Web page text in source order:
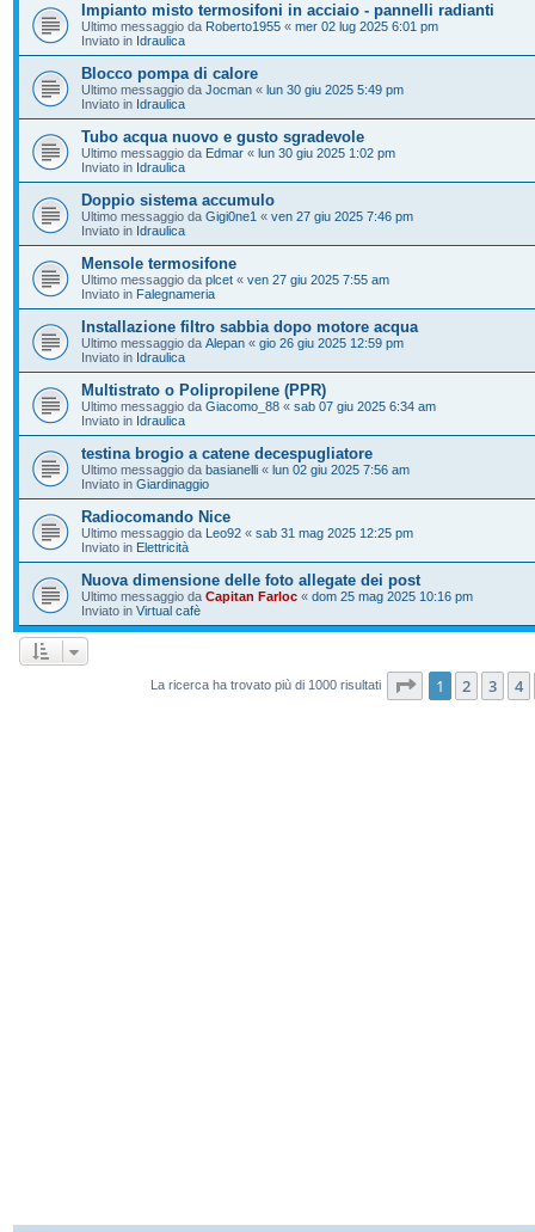
Impianto misto termosifoni in acciaio - pannelli radianti
Ultimo messaggio da Roberto1955 « mer 02 lug 2025 6:01 pm
Inviato in Idraulica
Blocco pompa di calore
Ultimo messaggio da Jocman « lun 30 giu 2025 5:49 pm
Inviato in Idraulica
Tubo acqua nuovo e gusto sgradevole
Ultimo messaggio da Edmar « lun 30 giu 2025 1:02 pm
Inviato in Idraulica
Doppio sistema accumulo
Ultimo messaggio da Gigi0ne1 « ven 27 giu 2025 7:46 pm
Inviato in Idraulica
Mensole termosifone
Ultimo messaggio da plcet « ven 27 giu 2025 7:55 am
Inviato in Falegnameria
Installazione filtro sabbia dopo motore acqua
Ultimo messaggio da Alepan « gio 26 giu 2025 12:59 pm
Inviato in Idraulica
Multistrato o Polipropilene (PPR)
Ultimo messaggio da Giacomo_88 « sab 07 giu 2025 6:34 am
Inviato in Idraulica
testina brogio a catene decespugliatore
Ultimo messaggio da basianelli « lun 02 giu 2025 7:56 am
Inviato in Giardinaggio
Radiocomando Nice
Ultimo messaggio da Leo92 « sab 31 mag 2025 12:25 pm
Inviato in Elettricità
Nuova dimensione delle foto allegate dei post
Ultimo messaggio da Capitan Farloc « dom 25 mag 2025 10:16 pm
Inviato in Virtual cafè
La ricerca ha trovato più di 1000 risultati Pagina di 20
1 2 3 4